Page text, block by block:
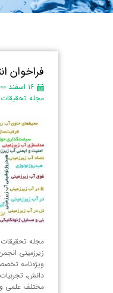
فراخوان
۱۶ اسفند ۰۰
مجله
مجله
زیرزمینی
ویژه‌نامه
دانش،
مختلف علمی و